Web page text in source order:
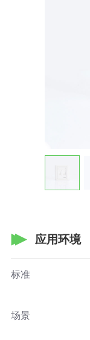
应用环境
标准
场景